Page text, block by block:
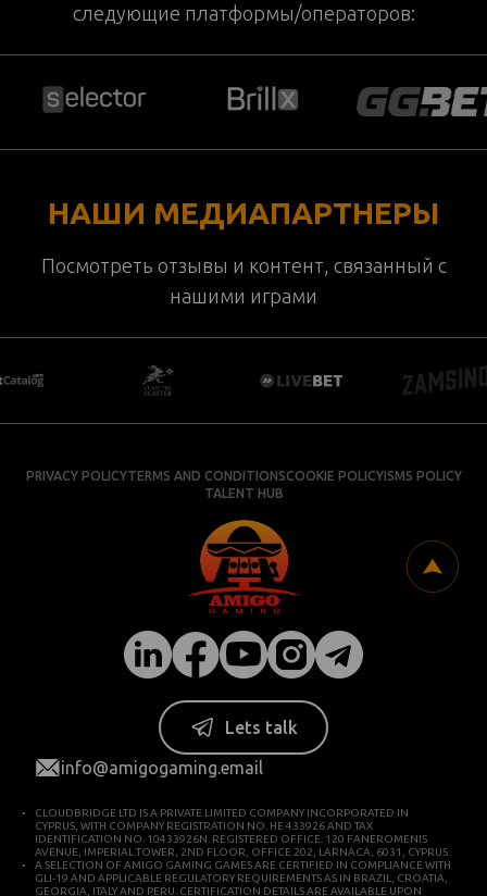
следующие платформы/операторов:
НАШИ МЕДИАПАРТНЕРЫ
Посмотреть отзывы и контент, связанный с
нашими играми
PRIVACY POLICYTERMS AND CONDITIONSCOOKIE POLICYISMS POLICY
TALENT HUB
Lets talk
info@amigogaming.email
CLOUDBRIDGE LTD IS A PRIVATE LIMITED COMPANY INCORPORATED IN
CYPRUS, WITH COMPANY REGISTRATION NO. HE 433926 AND TAX
IDENTIFICATION NO. 10433926N. REGISTERED OFFICE: 120 FANEROMENIS
AVENUE, IMPERIAL TOWER, 2ND FLOOR, OFFICE 202, LARNACA, 6031, CYPRUS.
A SELECTION OF AMIGO GAMING GAMES ARE CERTIFIED IN COMPLIANCE WITH
GLI-19 AND APPLICABLE REGULATORY REQUIREMENTS AS IN BRAZIL, CROATIA,
GEORGIA, ITALY AND PERU. CERTIFICATION DETAILS ARE AVAILABLE UPON